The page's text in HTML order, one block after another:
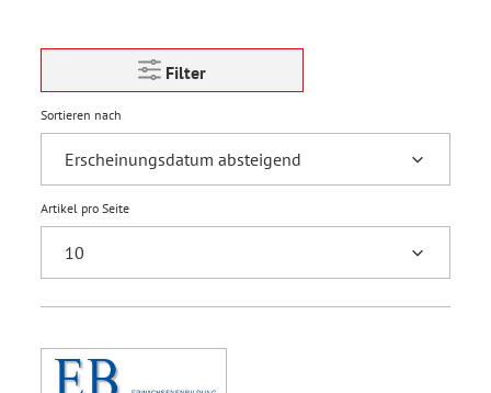
Filter
Sortieren nach
Artikel pro Seite